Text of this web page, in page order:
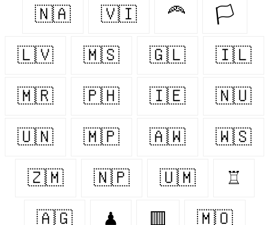
🇳🇦 🇻🇮 🦰 🏳️
🇱🇻 🇲🇸 🇬🇱 🇮🇱
🇲🇷 🇵🇭 🇮🇪 🇳🇺
🇺🇳 🇲🇵 🇦🇼 🇼🇸
🇿🇲 🇳🇵 🇺🇲 ♖
🇦🇬 ♟ 🟥 🇲🇴